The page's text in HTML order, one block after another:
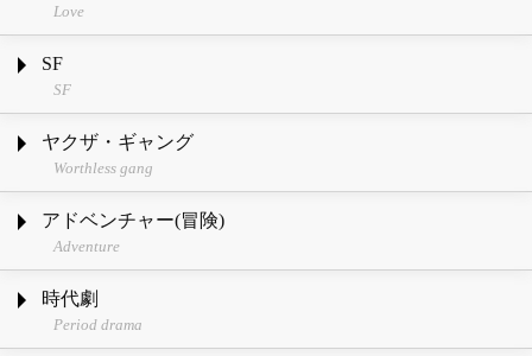
Love
SF
SF
ヤクザ・ギャング
Worthless gang
アドベンチャー(冒険)
Adventure
時代劇
Period drama